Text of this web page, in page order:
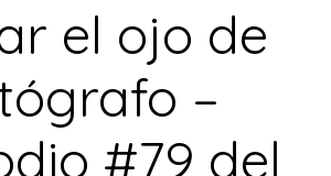
el ojo de
–
#79 del